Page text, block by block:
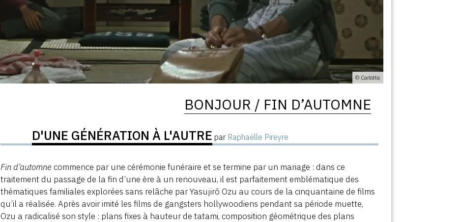
© Carlotta
BONJOUR / FIN D’AUTOMNE
D'UNE GÉNÉRATION À L'AUTRE par Raphaëlle Pireyre
Fin d’automne commence par une cérémonie funéraire et se termine par un mariage : dans ce
traitement du passage de la fin d’une ère à un renouveau, il est parfaitement emblématique des
thématiques familiales explorées sans relâche par Yasujirō Ozu au cours de la cinquantaine de films
qu’il a réalisée. Après avoir imité les films de gangsters hollywoodiens pendant sa période muette,
Ozu a radicalisé son style : plans fixes à hauteur de tatami, composition géométrique des plans